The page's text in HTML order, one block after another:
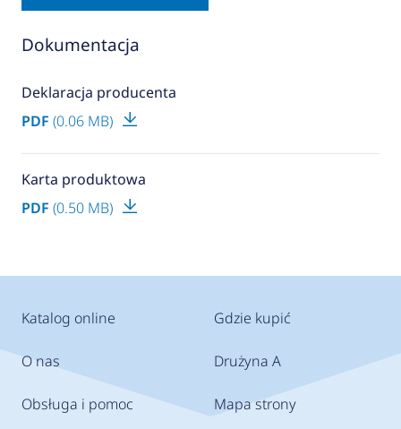
Dokumentacja
Deklaracja producenta
PDF (0.06 MB)
Karta produktowa
PDF (0.50 MB)
Katalog online
O nas
Obsługa i pomoc
Gdzie kupić
Drużyna A
Mapa strony